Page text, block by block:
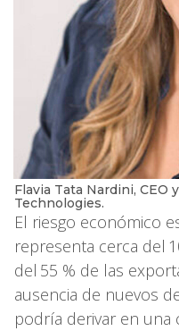
Flavia Tata Nardini, CEO
Technologies.
El riesgo económico
representa cerca del
del 55 % de las
ausencia de nuevos
podría derivar en